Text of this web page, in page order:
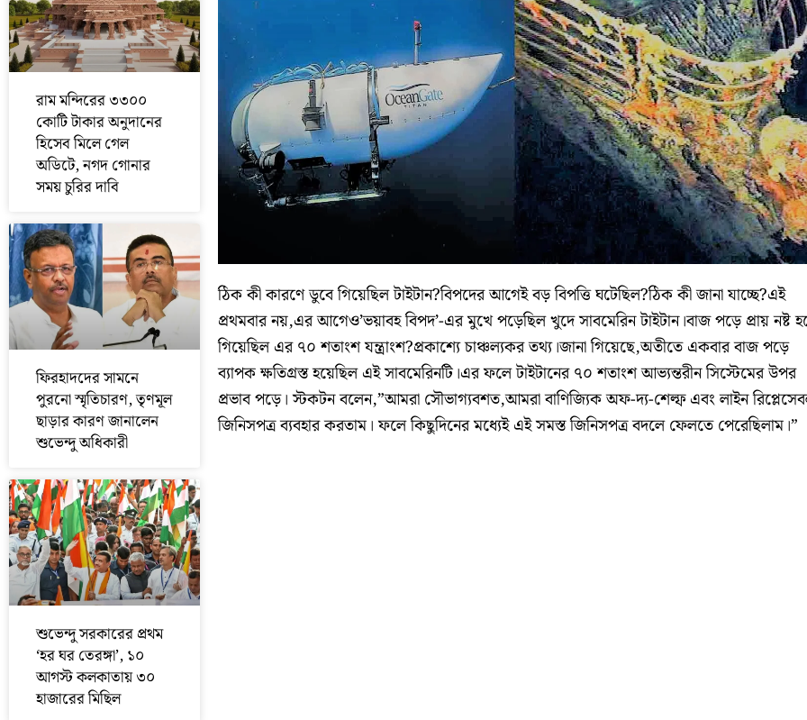
রাম মন্দিরের ৩৩০০
কোটি টাকার অনুদানের
হিসেব মিলে গেল
অডিটে, নগদ গোনার
সময় চুরির দাবি
ফিরহাদদের সামনে
পুরনো স্মৃতিচারণ, তৃণমূল
ছাড়ার কারণ জানালেন
শুভেন্দু অধিকারী
শুভেন্দু সরকারের প্রথম
‘হর ঘর তেরঙ্গা’, ১০
আগস্ট কলকাতায় ৩০
হাজারের মিছিল
ঠিক কী কারণে ডুবে গিয়েছিল টাইটান?বিপদের আগেই বড় বিপত্তি ঘটেছিল?ঠিক কী জানা যাচ্ছে?এই
প্রথমবার নয়,এর আগেও’ভয়াবহ বিপদ’-এর মুখে পড়েছিল খুদে সাবমেরিন টাইটান।বাজ পড়ে প্রায় নষ্ট
গিয়েছিল এর ৭০ শতাংশ যন্ত্রাংশ?প্রকাশ্যে চাঞ্চল্যকর তথ্য।জানা গিয়েছে,অতীতে একবার বাজ পড়ে
ব্যাপক ক্ষতিগ্রস্ত হয়েছিল এই সাবমেরিনটি।এর ফলে টাইটানের ৭০ শতাংশ আভ্যন্তরীন সিস্টেমের উপর
প্রভাব পড়ে। স্টকটন বলেন,”আমরা সৌভাগ্যবশত,আমরা বাণিজ্যিক অফ-দ্য-শেল্ফ এবং লাইন
জিনিসপত্র ব্যবহার করতাম। ফলে কিছুদিনের মধ্যেই এই সমস্ত জিনিসপত্র বদলে ফেলতে পেরেছিলাম।”